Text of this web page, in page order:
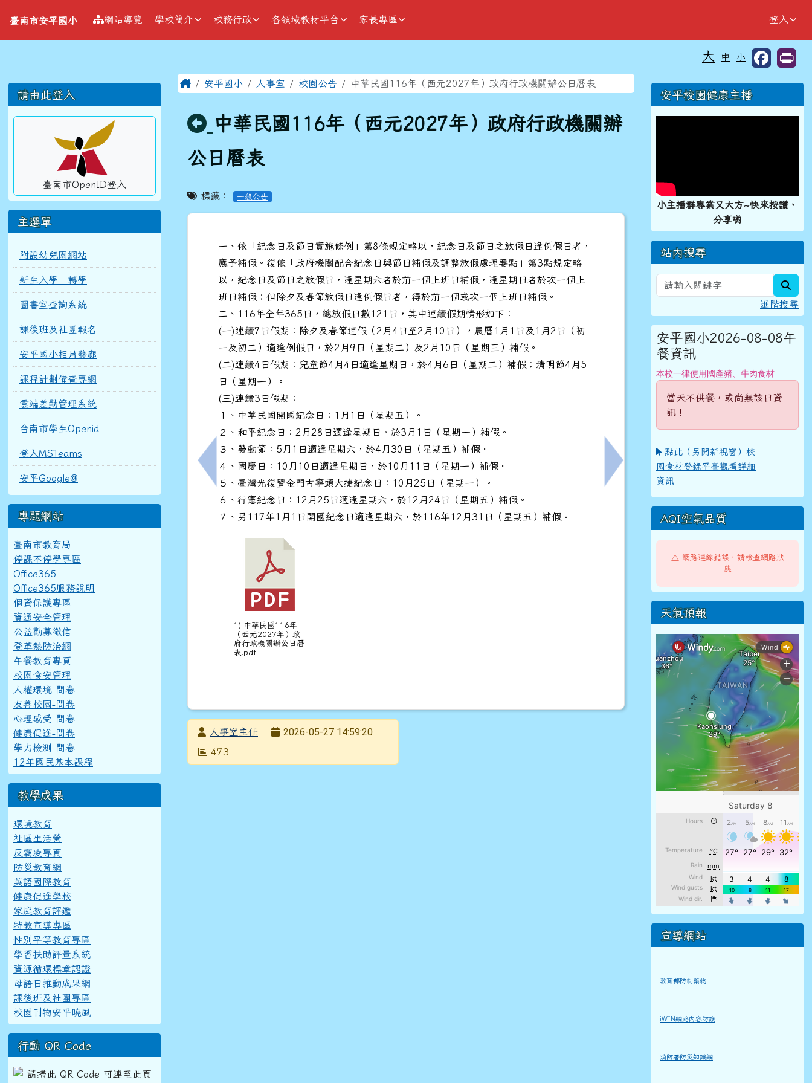
臺南市安平國小
導覽列
臺南市安平國小 網站導覽 學校簡介 校務行政 各領域教材平台 家長專區 登入
⏸
大 中 小
左邊區域內容
請由此登入
臺南市OpenID登入
主選單
附設幼兒園網站
新生入學｜轉學
圖書室查詢系統
課後班及社團報名
安平國小相片藝廊
課程計劃備查專網
雲端差勤管理系統
台南市學生Openid
登入MSTeams
安平Google@
專題網站
臺南市教育局
停課不停學專區
Office365
Office365服務說明
個資保護專區
資通安全管理
公益勸募徵信
登革熱防治網
午餐教育專頁
校園食安管理
人權環境-問卷
友善校園-問卷
心理感受-問卷
健康促進-問卷
學力檢測-問卷
12年國民基本課程
教學成果
環境教育
社區生活營
反霸凌專頁
防災教育網
英語國際教育
健康促進學校
家庭教育評鑑
特教宣導專區
性別平等教育專區
學習扶助評量系統
資源循環標章認證
母語日推動成果網
課後班及社團專區
校園刊物安平曉風
行動 QR Code
主內容區域
Home安平國小 人事室 校園公告 中華民國116年（西元2027年）政府行政機關辦公日曆表
回上頁
中華民國116年（西元2027年）政府行政機關辦
公日曆表
標籤： 一般公告
上一筆：有關本校發放114年12月28日實施退休所得重審通知書乙案，請本校退休人員詳閱說明
一、依「紀念日及節日實施條例」第8條規定略以，紀念日及節日之放假日逢例假日者，
應予補假。復依「政府機關配合紀念日與節日補假及調整放假處理要點」第3點規定略
以，紀念日及節日之放假日，逢星期六者於前一個上班日補假，逢星期日者於次一個上
班日補假；但除夕及春節放假日逢例假日者，得於前一個或次一個上班日補假。
二、116年全年365日，總放假日數121日，其中連續假期情形如下：
(一)連續7日假期：除夕及春節連假（2月4日至2月10日），農曆1月1日及1月2日（初
一及初二）適逢例假日，於2月9日（星期二）及2月10日（星期三）補假。
(二)連續4日假期：兒童節4月4日適逢星期日，於4月6日（星期二）補假；清明節4月5
日（星期一）。
(三)連續3日假期：
１、中華民國開國紀念日：1月1日（星期五）。
２、和平紀念日：2月28日適逢星期日，於3月1日（星期一）補假。
３、勞動節：5月1日適逢星期六，於4月30日（星期五）補假。
４、國慶日：10月10日適逢星期日，於10月11日（星期一）補假。
５、臺灣光復暨金門古寧頭大捷紀念日：10月25日（星期一）。
６、行憲紀念日：12月25日適逢星期六，於12月24日（星期五）補假。
７、另117年1月1日開國紀念日適逢星期六，於116年12月31日（星期五）補假。
1) 中華民國116年
（西元2027年）政
府行政機關辦公日曆
表.pdf
下一筆：臺南市政府115學年度特約托育機構
發布者人事室主任
發布日期
2026-05-27 14:59:20
瀏覽次數
473
右邊區域內容
安平校園健康主播
小主播群專業又大方~快來按讚、
分享喲
站內搜尋
進階搜尋
安平國小2026-08-08午
餐資訊
本校一律使用國產豬、牛肉食材
當天不供餐，或尚無該日資
訊！
點此（另開新視窗）校
園食材登錄平臺觀看詳細
資訊
AQI空氣品質
⚠️ 網路連線錯誤，請檢查網路狀
態
天氣預報
宣導網站
教育部防制藥物
iWIN網路內容防護
消防署防災知識網
頁尾區域